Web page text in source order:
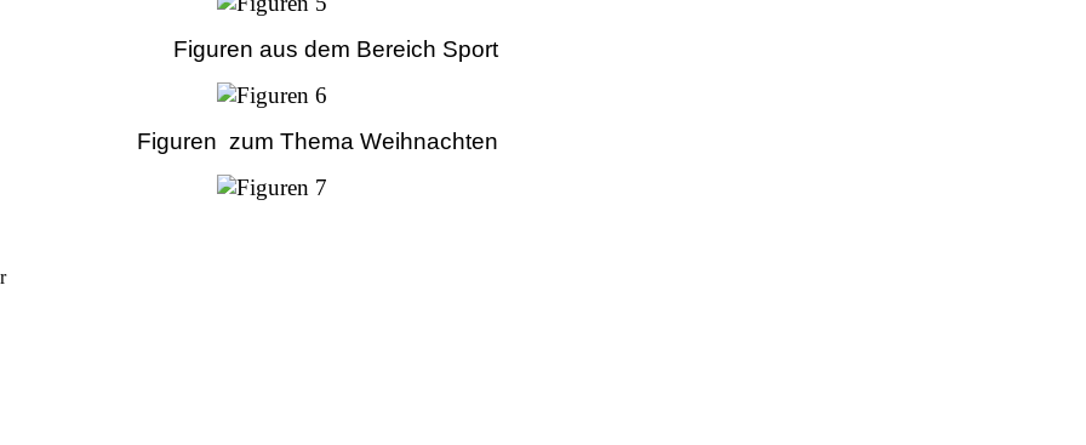
Figuren aus dem Bereich Sport
Figuren zum Thema Weihnachten